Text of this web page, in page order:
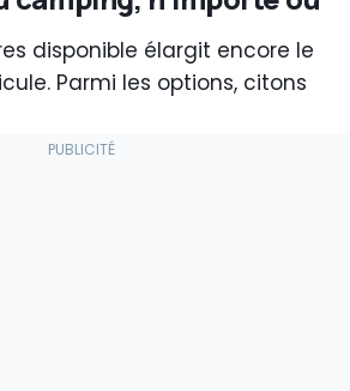
disponible élargit encore le
Parmi les options, citons